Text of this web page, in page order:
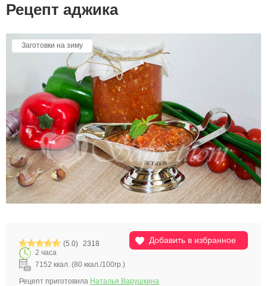
Рецепт аджика
Заготовки на зиму
Добавить в избранное
(5.0) 2318
2 часа
7152 ккал. (80 ккал./100гр.)
Рецепт приготовила Наталья Варушкина